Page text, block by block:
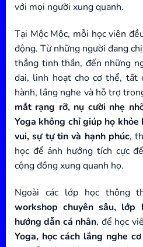
với mọi người xung quanh.
Tại Mộc Mộc, mỗi học viên
động. Từ những người đang
thẳng tinh thần, đến những
dai, linh hoạt cho cơ thể, tất
hành, lắng nghe và hỗ trợ
mắt rạng rỡ, nụ cười nhẹ
Yoga không chỉ giúp họ
vui, sự tự tin và hạnh phúc,
học để ảnh hưởng tích cực
cộng đồng xung quanh họ.
Ngoài các lớp học thông
workshop chuyên sâu, lớp
hướng dẫn cá nhân, để học
Yoga, học cách lắng nghe